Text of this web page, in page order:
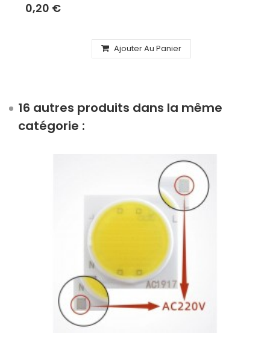
0,20 €
Ajouter Au Panier
16 autres produits dans la même
catégorie :